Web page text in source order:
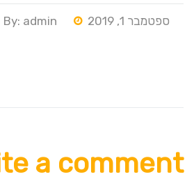
ספטמבר 1, 2019 By: admin
a comment